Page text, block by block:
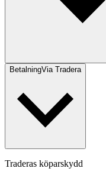
BetalningVia Tradera
Traderas köparskydd